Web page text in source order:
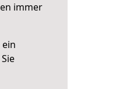
immer